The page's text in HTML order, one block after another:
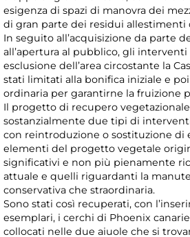
esigenza di spazi di manovra dei
di gran parte dei residui allestimenti
In seguito all’acquisizione da parte
all’apertura al pubblico, gli interventi
esclusione dell’area circostante la
stati limitati alla bonifica iniziale e
ordinaria per garantirne la fruizione
Il progetto di recupero
sostanzialmente due tipi di
con reintroduzione o sostituzione di
elementi del progetto vegetale
significativi e non più pienamente
attuale e quelli riguardanti la
conservativa che straordinaria.
Sono stati così recuperati, con
esemplari, i cerchi di Phoenix
collocati nelle due aiuole che si